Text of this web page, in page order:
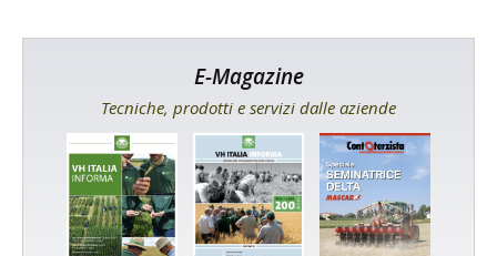
E-Magazine
Tecniche, prodotti e servizi dalle aziende